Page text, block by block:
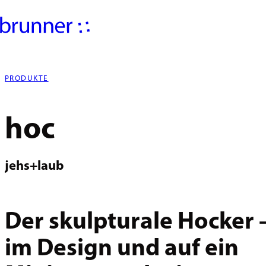
PRODUKTE
hoc
jehs+laub
Der skulpturale Hocker
im Design und auf ein